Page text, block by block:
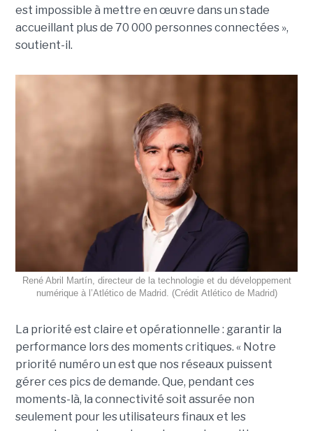
est impossible à mettre en œuvre dans un stade
accueillant plus de 70 000 personnes connectées »,
soutient-il.
René Abril Martín, directeur de la technologie et du développement
numérique à l’Atlético de Madrid. (Crédit Atlético de Madrid)
La priorité est claire et opérationnelle : garantir la
performance lors des moments critiques. « Notre
priorité numéro un est que nos réseaux puissent
gérer ces pics de demande. Que, pendant ces
moments-là, la connectivité soit assurée non
seulement pour les utilisateurs finaux et les